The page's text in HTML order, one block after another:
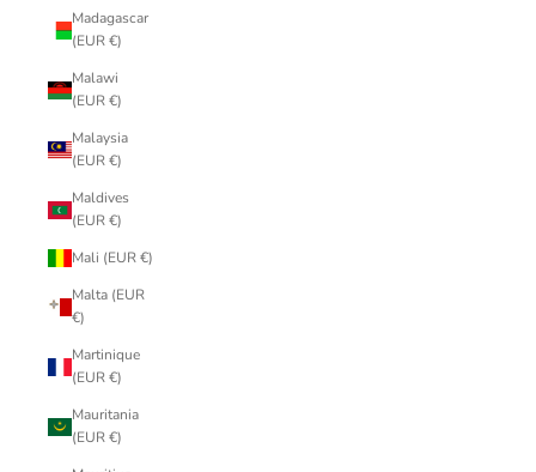
Madagascar
(EUR €)
Malawi
(EUR €)
Malaysia
(EUR €)
Maldives
(EUR €)
Mali (EUR €)
Malta (EUR
€)
Martinique
(EUR €)
Mauritania
(EUR €)